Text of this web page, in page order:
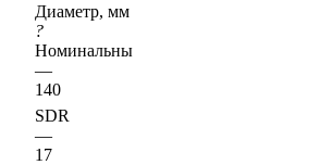
Диаметр, мм
?
Номинальный наружный диаметр, D,
—
140
SDR
—
17